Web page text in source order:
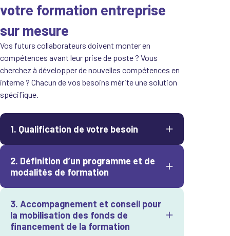
votre formation entreprise
sur mesure
Vos futurs collaborateurs doivent monter en
compétences avant leur prise de poste ? Vous
cherchez à développer de nouvelles compétences en
interne ? Chacun de vos besoins mérite une solution
spécifique.
1. Qualification de votre besoin
avec vous les compétences à développer, en
analysant vos postes de travail. Il prend en
compte vos spécificités « métier » d’une part,
et organisationnelles d’autre part.
2. Définition d’un programme et de
modalités de formation
solution de formation adaptée. Le contenu, la
durée (de 1 jour à plusieurs semaines), le
caractère certifiant ou non, le lieu de formation,
3. Accompagnement et conseil pour
la mobilisation des fonds de
financement de la formation